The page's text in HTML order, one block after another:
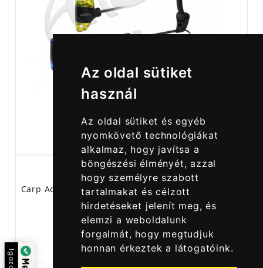
Az oldal sütiket
használ
Az oldal sütiket és egyéb
nyomkövető technológiákat
alkalmaz, hogy javítsa a
böngészési élményét, azzal
hogy személyre szabott
tartalmakat és célzott
hirdetéseket jelenít meg, és
elemzi a weboldalunk
forgalmát, hogy megtudjuk
honnan érkeztek a látogatóink.
Carp Academy V-Head Swinger Sárga - Merevkaros
Kapásjelző Swinger
5 790,00 Ft